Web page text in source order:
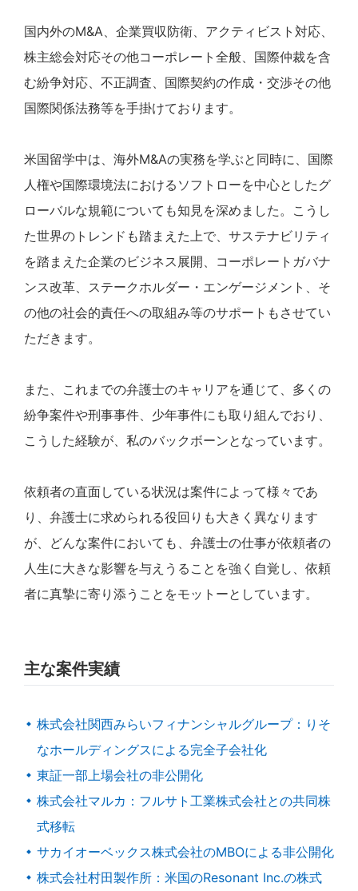
国内外のM&A、企業買収防衛、アクティビスト対応、
株主総会対応その他コーポレート全般、国際仲裁を含
む紛争対応、不正調査、国際契約の作成・交渉その他
国際関係法務等を手掛けております。
米国留学中は、海外M&Aの実務を学ぶと同時に、国際
人権や国際環境法におけるソフトローを中心としたグ
ローバルな規範についても知見を深めました。こうし
た世界のトレンドも踏まえた上で、サステナビリティ
を踏まえた企業のビジネス展開、コーポレートガバナ
ンス改革、ステークホルダー・エンゲージメント、そ
の他の社会的責任への取組み等のサポートもさせてい
ただきます。
また、これまでの弁護士のキャリアを通じて、多くの
紛争案件や刑事事件、少年事件にも取り組んでおり、
こうした経験が、私のバックボーンとなっています。
依頼者の直面している状況は案件によって様々であ
り、弁護士に求められる役回りも大きく異なります
が、どんな案件においても、弁護士の仕事が依頼者の
人生に大きな影響を与えうることを強く自覚し、依頼
者に真摯に寄り添うことをモットーとしています。
主な案件実績
株式会社関西みらいフィナンシャルグループ：りそ
なホールディングスによる完全子会社化
東証一部上場会社の非公開化
株式会社マルカ：フルサト工業株式会社との共同株
式移転
サカイオーベックス株式会社のMBOによる非公開化
株式会社村田製作所：米国のResonant Inc.の株式